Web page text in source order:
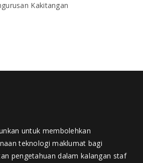
Kakitangan
untuk membolehkan
teknologi maklumat bagi
pengetahuan dalam kalangan staf